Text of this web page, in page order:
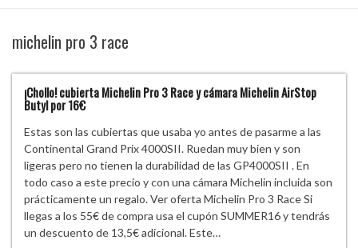
michelin pro 3 race
¡Chollo! cubierta Michelin Pro 3 Race y cámara Michelin AirStop
Butyl por 16€
Estas son las cubiertas que usaba yo antes de pasarme a las
Continental Grand Prix 4000SII. Ruedan muy bien y son
ligeras pero no tienen la durabilidad de las GP4000SII . En
todo caso a este precio y con una cámara Michelin incluida son
prácticamente un regalo. Ver oferta Michelin Pro 3 Race Si
llegas a los 55€ de compra usa el cupón SUMMER16 y tendrás
un descuento de 13,5€ adicional. Este…